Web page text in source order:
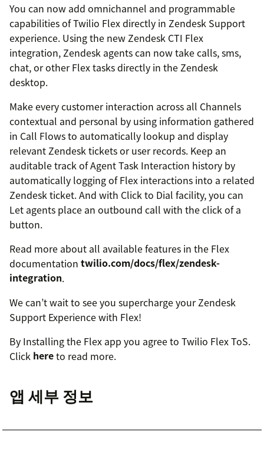
You can now add omnichannel and programmable
capabilities of Twilio Flex directly in Zendesk Support
experience. Using the new Zendesk CTI Flex
integration, Zendesk agents can now take calls, sms,
chat, or other Flex tasks directly in the Zendesk
desktop.
Make every customer interaction across all Channels
contextual and personal by using information gathered
in Call Flows to automatically lookup and display
relevant Zendesk tickets or user records. Keep an
auditable track of Agent Task Interaction history by
automatically logging of Flex interactions into a related
Zendesk ticket. And with Click to Dial facility, you can
Let agents place an outbound call with the click of a
button.
Read more about all available features in the Flex
documentation twilio.com/docs/flex/zendesk-
integration.
We can’t wait to see you supercharge your Zendesk
Support Experience with Flex!
By Installing the Flex app you agree to Twilio Flex ToS.
Click hereto read more.
앱 세부 정보